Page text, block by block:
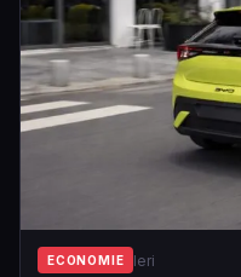
ECONOMIE Ieri